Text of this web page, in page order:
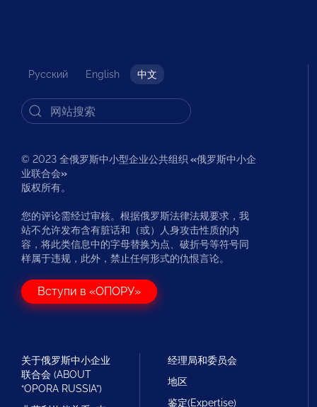
Русский English 中文
© 2023 全俄罗斯中小型企业公共组织 «俄罗斯中小企
业联合会»
版权所有。
您的评论需经过审核。根据俄罗斯法律法规要求，我
站不允许发布含有脏话和（或）人身攻击性质的内
容，将此类信息中的字母替换为点、破折号等符号同
样属于违规，此外，禁止任何形式的仇恨言论。
Вступи в «ОПОРУ»
关于俄罗斯中小企业
联合会 (ABOUT
“OPORA RUSSIA”)
经理局和委员会
地区
鉴定(Expertise)